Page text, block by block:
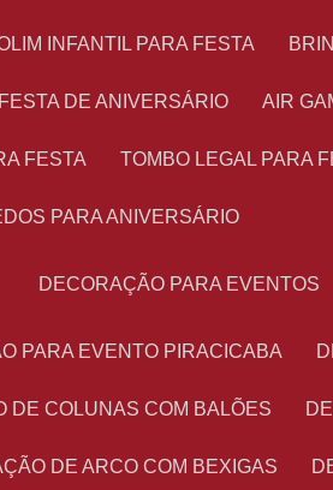
INFANTIL PARA FESTA
DE ANIVERSÁRIO AIR
FESTA TOMBO LEGAL PARA
PARA ANIVERSÁRIO
DECORAÇÃO PARA EVENTOS
PARA EVENTO PIRACICABA
DE COLUNAS COM BALÕES
DE ARCO COM BEXIGAS